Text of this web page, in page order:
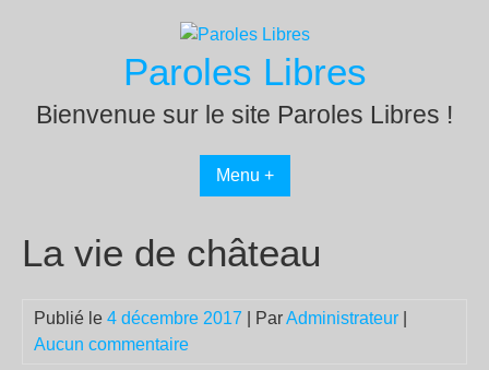
Paroles Libres
Bienvenue sur le site Paroles Libres !
Menu +
La vie de château
Publié le 4 décembre 2017 | ParAdministrateur
Aucun commentaire